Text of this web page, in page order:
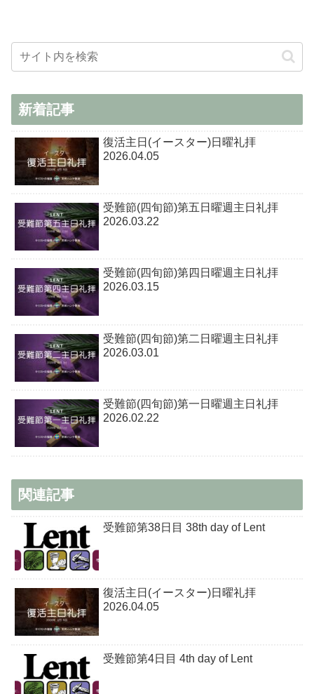
新着記事
復活主日(イースター)日曜礼拝
2026.04.05
受難節(四旬節)第五日曜週主日礼拝
2026.03.22
受難節(四旬節)第四日曜週主日礼拝
2026.03.15
受難節(四旬節)第二日曜週主日礼拝
2026.03.01
受難節(四旬節)第一日曜週主日礼拝
2026.02.22
関連記事
受難節第38日目 38th day of Lent
復活主日(イースター)日曜礼拝
2026.04.05
受難節第4日目 4th day of Lent